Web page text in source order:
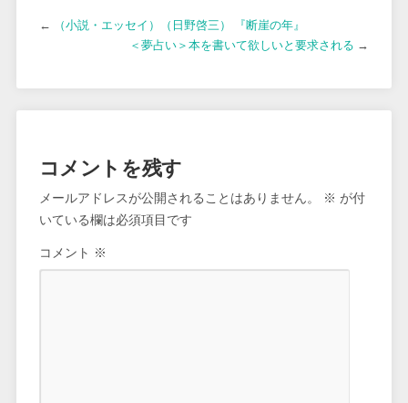
←
（小説・エッセイ）（日野啓三） 『断崖の年』
＜夢占い＞本を書いて欲しいと要求される →
コメントを残す
メールアドレスが公開されることはありません。 ※ が付
いている欄は必須項目です
コメント ※